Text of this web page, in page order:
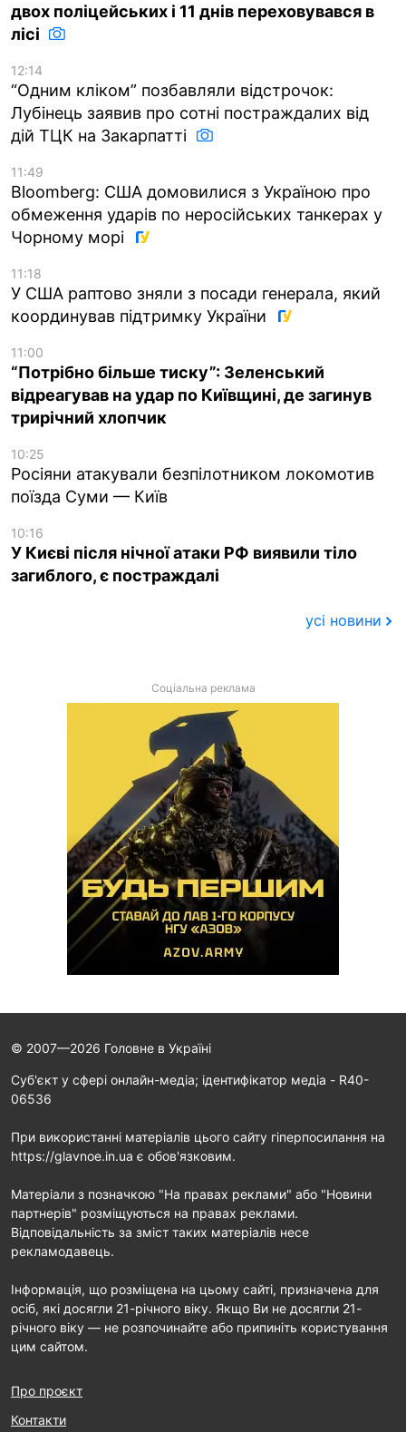
двох поліцейських і 11 днів переховувався в
лісі
12:14
“Одним кліком” позбавляли відстрочок:
Лубінець заявив про сотні постраждалих від
дій ТЦК на Закарпатті
11:49
Bloomberg: США домовилися з Україною про
обмеження ударів по неросійських танкерах у
Чорному морі
11:18
У США раптово зняли з посади генерала, який
координував підтримку України
11:00
“Потрібно більше тиску”: Зеленський
відреагував на удар по Київщині, де загинув
трирічний хлопчик
10:25
Росіяни атакували безпілотником локомотив
поїзда Суми — Київ
10:16
У Києві після нічної атаки РФ виявили тіло
загиблого, є постраждалі
усі новини
Соціальна реклама
© 2007—2026 Головне в Україні
Cуб'єкт у сфері онлайн-медіа; ідентифікатор медіа - R40-
06536
При використанні матеріалів цього сайту гіперпосилання на
https://glavnoe.in.ua є обов'язковим.
Матеріали з позначкою "На правах реклами" або "Новини
партнерів" розміщуються на правах реклами.
Відповідальність за зміст таких матеріалів несе
рекламодавець.
Інформація, що розміщена на цьому сайті, призначена для
осіб, які досягли 21-річного віку. Якщо Ви не досягли 21-
річного віку — не розпочинайте або припиніть користування
цим сайтом.
Про проєкт
Контакти